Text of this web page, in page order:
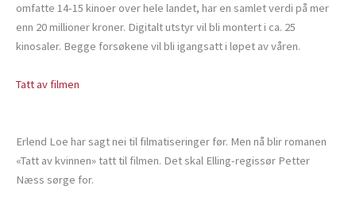
omfatte 14-15 kinoer over hele landet, har en samlet verdi på mer
enn 20 millioner kroner. Digitalt utstyr vil bli montert i ca. 25
kinosaler. Begge forsøkene vil bli igangsatt i løpet av våren.
Tatt av filmen
Erlend Loe har sagt nei til filmatiseringer før. Men nå blir romanen
«Tatt av kvinnen» tatt til filmen. Det skal Elling-regissør Petter
Næss sørge for.